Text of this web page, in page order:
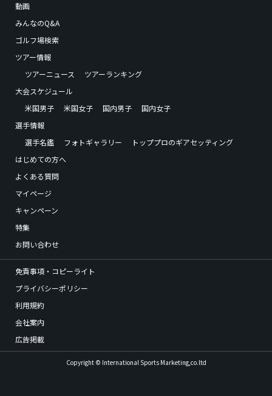
動画
みんなのQ&A
ゴルフ場検索
ツアー情報
ツアーニュース
ツアーランキング
大会スケジュール
米国男子
米国女子 国内男子
国内女子
選手情報
選手名鑑
フォトギャラリー
トッププロのギアセッティング
はじめての方へ
よくある質問
マイページ
キャンペーン
特集
お問い合わせ
免責事項・コピーライト
プライバシーポリシー
利用規約
会社案内
広告掲載
Copyright © International Sports Marketing,co.ltd